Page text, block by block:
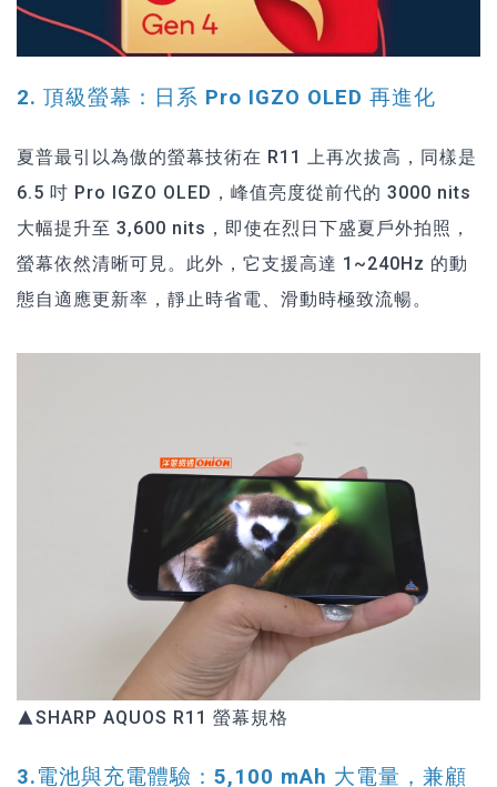
2. 頂級螢幕：日系 Pro IGZO OLED 再進化
夏普最引以為傲的螢幕技術在 R11 上再次拔高，同樣是
6.5 吋 Pro IGZO OLED，峰值亮度從前代的 3000 nits
大幅提升至 3,600 nits，即使在烈日下盛夏戶外拍照，
螢幕依然清晰可見。此外，它支援高達 1~240Hz 的動
態自適應更新率，靜止時省電、滑動時極致流暢。
▲SHARP AQUOS R11 螢幕規格
3.電池與充電體驗：5,100 mAh 大電量，兼顧